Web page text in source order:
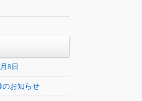
8日
お知らせ